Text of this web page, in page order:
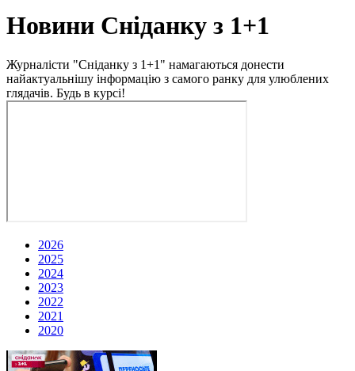
Новини Сніданку з 1+1
Журналісти "Сніданку з 1+1" намагаються донести
найактуальнішу інформацію з самого ранку для улюблених
глядачів. Будь в курсі!
2026
2025
2024
2023
2022
2021
2020